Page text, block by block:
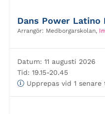
Dans Power Latino
Arrangör: Medborgarskolan,
Datum: 11 augusti 2026
Tid: 19.15-20.45
Upprepas vid 1